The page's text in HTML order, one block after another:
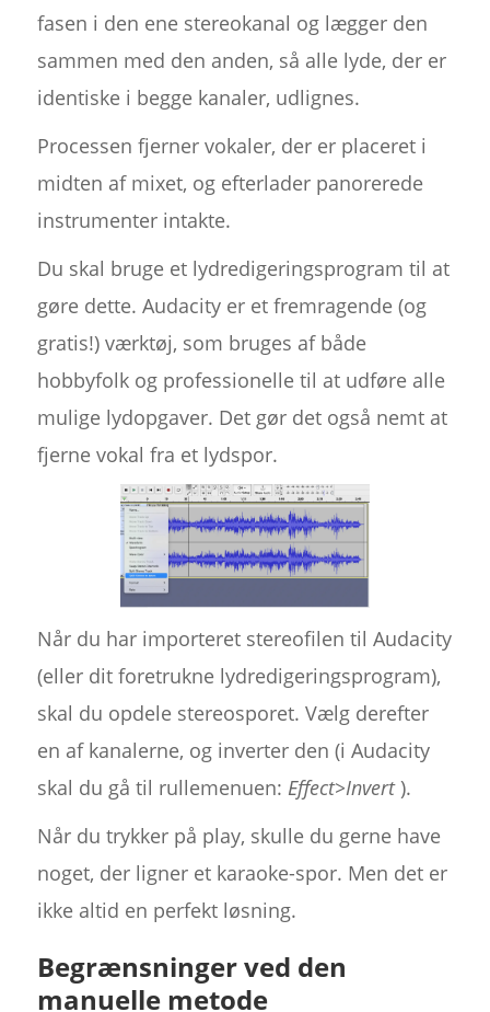
fasen i den ene stereokanal og lægger den
sammen med den anden, så alle lyde, der er
identiske i begge kanaler, udlignes.
Processen fjerner vokaler, der er placeret i
midten af mixet, og efterlader panorerede
instrumenter intakte.
Du skal bruge et lydredigeringsprogram til at
gøre dette. Audacity er et fremragende (og
gratis!) værktøj, som bruges af både
hobbyfolk og professionelle til at udføre alle
mulige lydopgaver. Det gør det også nemt at
fjerne vokal fra et lydspor.
Når du har importeret stereofilen til Audacity
(eller dit foretrukne lydredigeringsprogram),
skal du opdele stereosporet. Vælg derefter
en af kanalerne, og inverter den (i Audacity
skal du gå til rullemenuen: Effect>Invert).
Når du trykker på play, skulle du gerne have
noget, der ligner et karaoke-spor. Men det er
ikke altid en perfekt løsning.
Begrænsninger ved den
manuelle metode